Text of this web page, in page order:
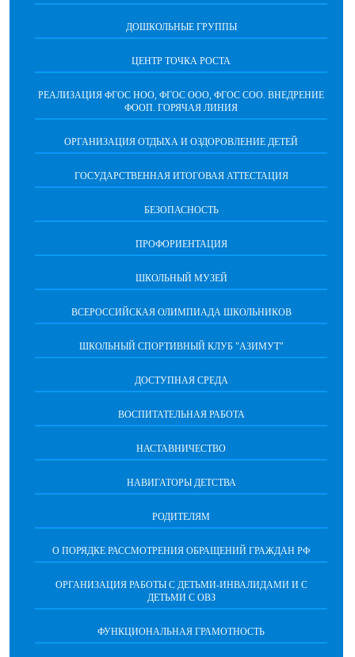
ДОШКОЛЬНЫЕ ГРУППЫ
ЦЕНТР ТОЧКА РОСТА
РЕАЛИЗАЦИЯ ФГОС НОО, ФГОС ООО, ФГОС СОО. ВНЕДРЕНИЕ
ФООП. ГОРЯЧАЯ ЛИНИЯ
ОРГАНИЗАЦИЯ ОТДЫХА И ОЗДОРОВЛЕНИЕ ДЕТЕЙ
ГОСУДАРСТВЕННАЯ ИТОГОВАЯ АТТЕСТАЦИЯ
БЕЗОПАСНОСТЬ
ПРОФОРИЕНТАЦИЯ
ШКОЛЬНЫЙ МУЗЕЙ
ВСЕРОССИЙСКАЯ ОЛИМПИАДА ШКОЛЬНИКОВ
ШКОЛЬНЫЙ СПОРТИВНЫЙ КЛУБ "АЗИМУТ"
ДОСТУПНАЯ СРЕДА
ВОСПИТАТЕЛЬНАЯ РАБОТА
НАСТАВНИЧЕСТВО
НАВИГАТОРЫ ДЕТСТВА
РОДИТЕЛЯМ
О ПОРЯДКЕ РАССМОТРЕНИЯ ОБРАЩЕНИЙ ГРАЖДАН РФ
ОРГАНИЗАЦИЯ РАБОТЫ С ДЕТЬМИ-ИНВАЛИДАМИ И С
ДЕТЬМИ С ОВЗ
ФУНКЦИОНАЛЬНАЯ ГРАМОТНОСТЬ